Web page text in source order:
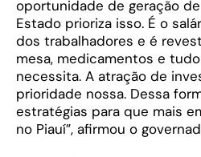
oportunidade de geração
Estado prioriza isso. É o
dos trabalhadores e é
mesa, medicamentos e
necessita. A atração de
prioridade nossa. Dessa
estratégias para que mais
no Piauí”, afirmou o